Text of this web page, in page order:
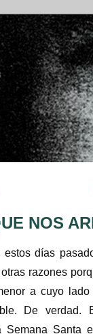
NOS
días
razones
a cuyo
De verdad.
Santa